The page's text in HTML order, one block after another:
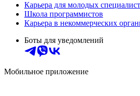
Карьера для молодых
Школа программистов
Карьера в некоммерческих
Боты для уведомлений
Мобильное приложение